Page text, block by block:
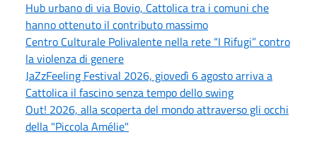
Hub urbano di via Bovio, Cattolica tra i comuni che
hanno ottenuto il contributo massimo
Centro Culturale Polivalente nella rete “I Rifugi” contro
la violenza di genere
JaZzFeeling Festival 2026, giovedì 6 agosto arriva a
Cattolica il fascino senza tempo dello swing
Out! 2026, alla scoperta del mondo attraverso gli occhi
della "Piccola Amélie"